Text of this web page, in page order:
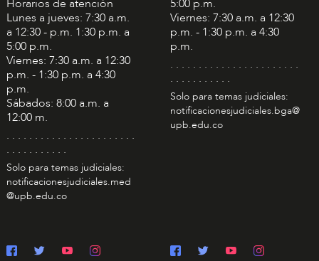
Horarios de atención
Lunes a jueves: 7:30 a.m.
a 12:30 - p.m. 1:30 p.m. a
5:00 p.m.
Viernes: 7:30 a.m. a 12:30
p.m. - 1:30 p.m. a 4:30
p.m.
Sábados: 8:00 a.m. a
12:00 m.
. . . . . . . . . . . . . . . . . . . . . . .
. . . . . . . . . . .
Solo para temas judiciales:
notificacionesjudiciales.med
@upb.edu.co
5:00 p.m.
Viernes: 7:30 a.m. a 12:30
p.m. - 1:30 p.m. a 4:30
p.m.
. . . . . . . . . . . . . . . . . . . . . . .
. . . . . . . . . . .
Solo para temas judiciales:
notificacionesjudiciales.bga@
upb.edu.co